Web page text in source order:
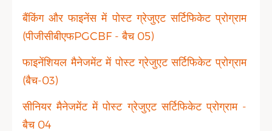
बैंकिंग और फाइनेंस में पोस्ट ग्रेजुएट सर्टिफिकेट प्रोग्राम
(पीजीसीबीएफPGCBF - बैच 05)
फाइनेंशियल मैनेजमेंट में पोस्ट ग्रेजुएट सर्टिफिकेट प्रोग्राम
(बैच-03)
सीनियर मैनेजमेंट में पोस्ट ग्रेजुएट सर्टिफिकेट प्रोग्राम -
बैच 04